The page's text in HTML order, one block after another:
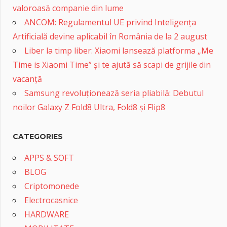
valoroasă companie din lume
ANCOM: Regulamentul UE privind Inteligența
Artificială devine aplicabil în România de la 2 august
Liber la timp liber: Xiaomi lansează platforma „Me
Time is Xiaomi Time” și te ajută să scapi de grijile din
vacanță
Samsung revoluționează seria pliabilă: Debutul
noilor Galaxy Z Fold8 Ultra, Fold8 și Flip8
CATEGORIES
APPS & SOFT
BLOG
Criptomonede
Electrocasnice
HARDWARE